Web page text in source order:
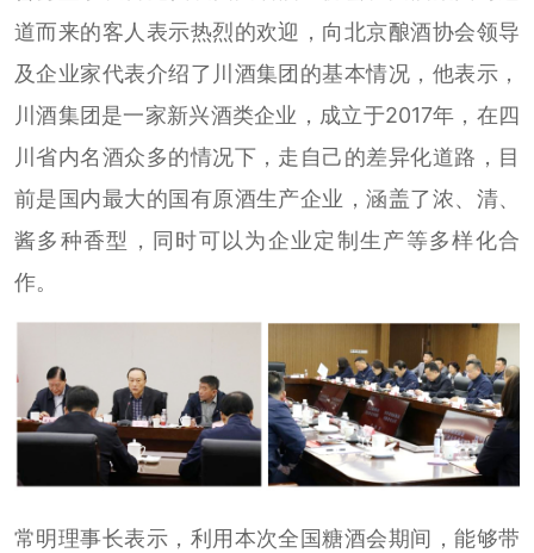
道而来的客人表示热烈的欢迎，向北京酿酒协会领导
及企业家代表介绍了川酒集团的基本情况，他表示，
川酒集团是一家新兴酒类企业，成立于2017年，在四
川省内名酒众多的情况下，走自己的差异化道路，目
前是国内最大的国有原酒生产企业，涵盖了浓、清、
酱多种香型，同时可以为企业定制生产等多样化合
作。
常明理事长表示，利用本次全国糖酒会期间，能够带